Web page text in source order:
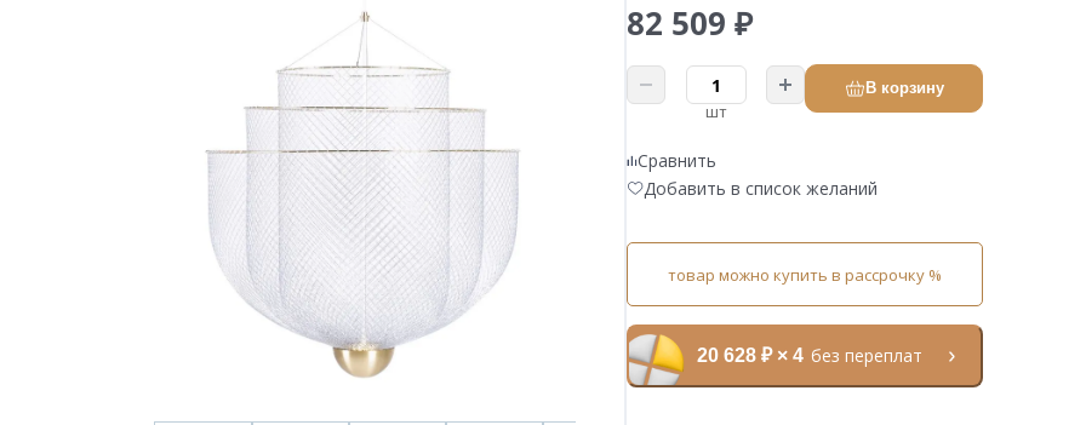
82 509 ₽
шт
В корзину
Сравнить
Добавить в список желаний
товар можно купить в рассрочку %
20 628 ₽ × 4 без переплат